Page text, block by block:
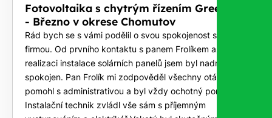
Fotovoltaika s chytrým řízením GreenBox
- Březno v okrese Chomutov
Rád bych se s vámi podělil o svou spokojenost s vaší
firmou. Od prvního kontaktu s panem Frolíkem až po
realizaci instalace solárních panelů jsem byl nadmíru
spokojen. Pan Frolík mi zodpověděl všechny otázky,
pomohl s administrativou a byl vždy ochotný poradit.
Instalační technik zvládl vše sám s příjemným